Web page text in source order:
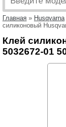
Главная » Husqvarna
силиконовый
Клей
5032672-01